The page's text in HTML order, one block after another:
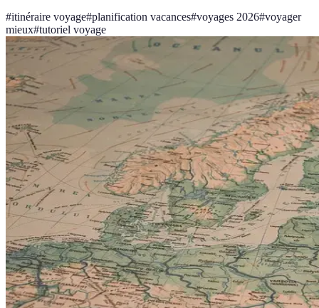
#itinéraire voyage#planification vacances#voyages 2026#voyager
mieux#tutoriel voyage